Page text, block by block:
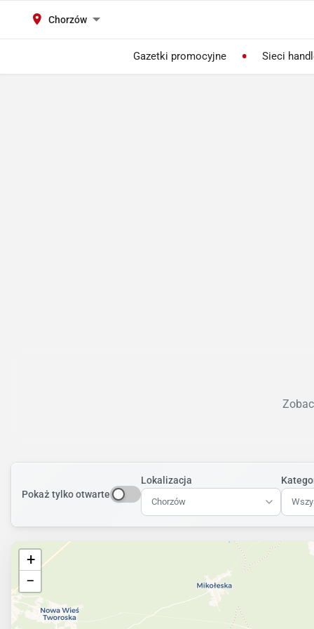
Chorzów
Gazetki promocyjne Sieci
Pokaż tylko otwarte
Lokalizacja
Chorzów
+
−